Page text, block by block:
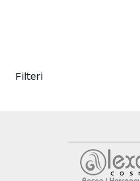
Filteri
the
product
page